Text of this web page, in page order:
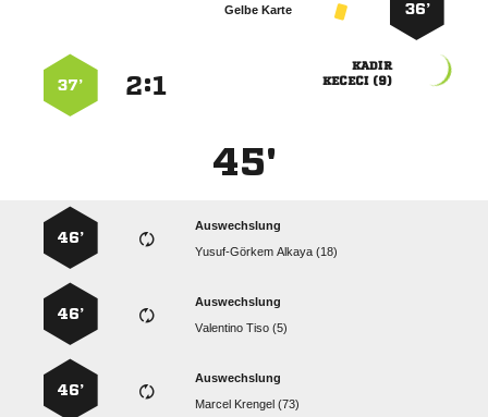
36’
Gelbe Karte

 
:
37’
45'
Auswechslung
  
46’
Auswechslung
  
46’
Auswechslung
  
46’